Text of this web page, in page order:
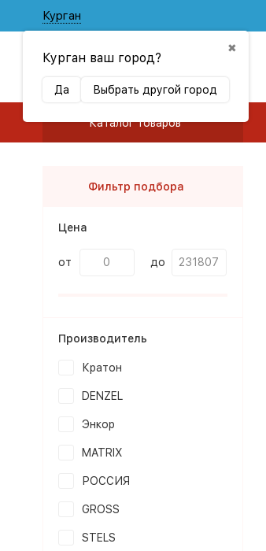
Курган
✖
Курган ваш город?
Да Выбрать другой город
Каталог товаров
Фильтр подбора
Цена
от до
Производитель
Кратон
DENZEL
Энкор
MATRIX
РОССИЯ
GROSS
STELS